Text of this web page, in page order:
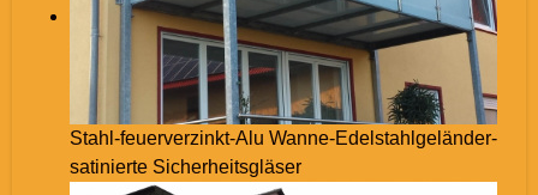
Stahl-feuerverzinkt-Alu Wanne-Edelstahlgeländer-
satinierte Sicherheitsgläser